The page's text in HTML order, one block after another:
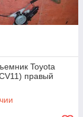
Toyota
правый